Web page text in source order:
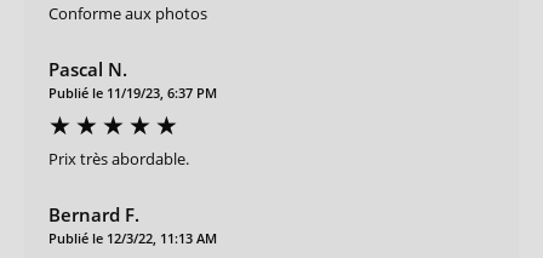
Conforme aux photos
Pascal N.
Publié le 11/19/23, 6:37 PM
Prix très abordable.
Bernard F.
Publié le 12/3/22, 11:13 AM